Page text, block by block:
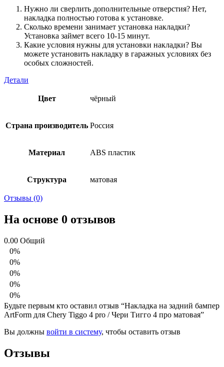
Нужно ли сверлить дополнительные отверстия? Нет,
накладка полностью готова к установке.
Сколько времени занимает установка накладки?
Установка займет всего 10-15 минут.
Какие условия нужны для установки накладки? Вы
можете установить накладку в гаражных условиях без
особых сложностей.
Детали
Цвет чёрный
Страна производитель Россия
Материал ABS пластик
Структура матовая
Отзывы (0)
На основе 0 отзывов
0.00 Общий
0%
0%
0%
0%
0%
Будьте первым кто оставил отзыв “Накладка на задний бампер
ArtForm для Chery Tiggo 4 pro / Чери Тигго 4 про матовая”
Вы должны войти в систему, чтобы оставить отзыв
Отзывы